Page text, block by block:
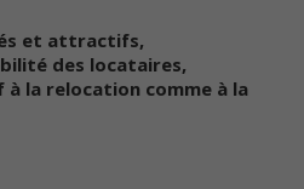
et attractifs,
des locataires,
à la relocation comme à la